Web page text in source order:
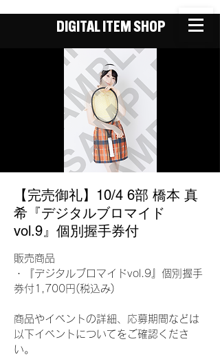
DIGITAL ITEM SHOP
【完売御礼】10/4 6部 橋本 真
希『デジタルブロマイド
vol.9』個別握手券付
販売商品
・『デジタルブロマイドvol.9』個別握手
券付1,700円(税込み)
商品やイベントの詳細、応募期間などは
以下イベントについてをご確認くださ
い。